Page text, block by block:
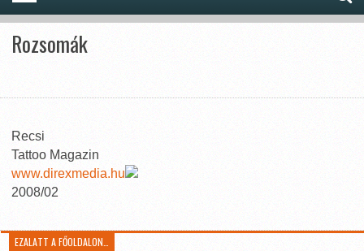
Rozsomák
Recsi
Tattoo Magazin
www.direxmedia.hu
2008/02
EZALATT A FŐOLDALON…